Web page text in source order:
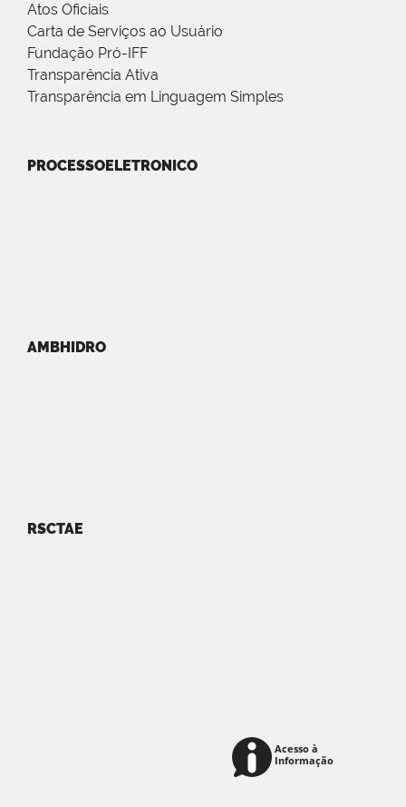
Atos Oficiais
Carta de Serviços ao Usuário
Fundação Pró-IFF
Transparência Ativa
Transparência em Linguagem Simples
PROCESSOELETRONICO
AMBHIDRO
RSCTAE